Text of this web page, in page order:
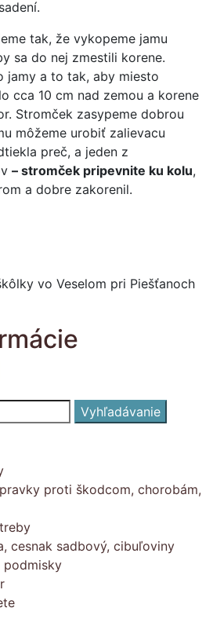
tak, že vykopeme jamu
sa do nej zmestili korene.
jamy a to tak, aby miesto
cca 10 cm nad zemou a korene
Stromček zasypeme dobrou
môžeme urobiť zalievacu
preč, a jeden z
– stromček pripevnite ku kolu,
a dobre zakorenil.
vo Veselom pri Piešťanoch
Vyhľadávanie
proti škodcom, chorobám,
cesnak sadbový, cibuľoviny
podmisky